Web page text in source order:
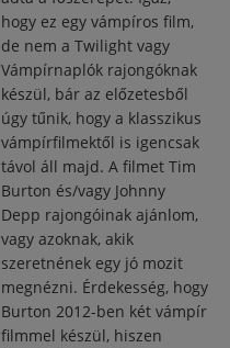
hogy ez egy vámpíros film,
de nem a Twilight vagy
Vámpírnaplók rajongóknak
készül, bár az előzetesből
úgy tűnik, hogy a klasszikus
vámpírfilmektől is igencsak
távol áll majd. A filmet Tim
Burton és/vagy Johnny
Depp rajongóinak ajánlom,
vagy azoknak, akik
szeretnének egy jó mozit
megnézni. Érdekesség, hogy
Burton 2012-ben két vámpír
filmmel készül, hiszen